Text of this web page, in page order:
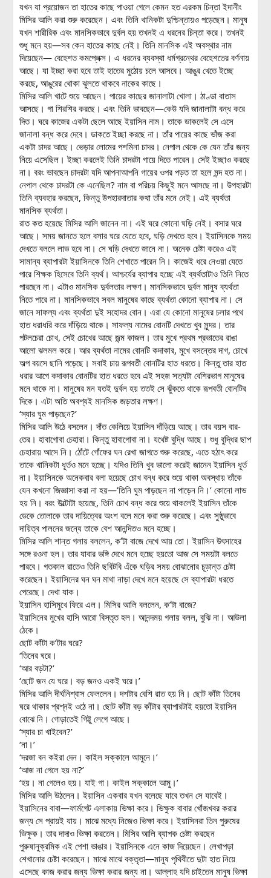
যখন যা প্রয়োজন তা হাতের কাছে পাওয়া গেলে কেমন হত এরকম চিন্তা ইদানীং
মিসির আলি করা শুরু করেছেন। এবং তিনি খানিকটা দুশ্চিন্তায়ও পড়েছেন। মানুষ
যখন শারীরিক এবং মানসিকভাবে দুর্বল হয় তখনই এ ধরনের চিন্তা করে। তখনই
শুধু মনে হয়—সব কেন হাতের কাছে নেই। তিনি মানসিক এই অবস্থার নাম
দিয়েছেন— বেহেশত কমপ্লেক্স। এ ধরনের ব্যবস্থা ধর্মগ্রন্থের বেহেশতের বর্ণনায়
আছে। যা ইচ্ছা করা হবে তাই হাতের মুঠোয় চলে আসবে। আঙুর খেতে ইচ্ছে
করছে, আঙুরের থোকা ঝুলতে থাকবে নাকের কাছে।
মিসির আলি খাটে শুয়ে আছেন। পায়ের কাছের জানালাটা খোলা। ঠাণ্ডা বাতাস
আসছে। গা শিরশির করছে। এবং তিনি ভাবছেন—কেউ যদি জানালাটা বন্ধ করে
দিত। ঘরে কাজের একটা ছেলে আছে ইয়াসিন নাম। তাকে ডাকলেই সে এসে
জানালা বন্ধ করে দেবে। ডাকতে ইচ্ছা করছে না। তাঁর পায়ের কাছে ভাঁজ করা
একটা চাদর আছে। ভেড়ার লোমের পশমিনা চাদর। নেপাল থেকে কে যেন তাঁর জন্য
নিয়ে এসেছিল। ইচ্ছা করলেই তিনি চাদরটা গায়ে দিতে পারেন। সেই ইচ্ছাও করছে
না। বরং ভাবছেন চাদরটা যদি আপনাআপনি গায়ের ওপর পড়ত তা হলে মন্দ হত না।
নেপাল থেকে চাদরটা কে এনেছিল? নাম বা পরিচয় কিছুই মনে আসছে না। উপহারটা
তিনি ব্যবহার করছেন, কিন্তু উপহারদাতার কথা তাঁর মনে নেই। এই ব্যর্থতা
মানসিক ব্যর্থতা।
রাত কত হয়েছে মিসির আলি জানেন না। এই ঘরে কোনো ঘড়ি নেই। বসার ঘরে
আছে। সময় জানতে হলে বসার ঘরে যেতে হবে, ঘড়ি দেখতে হবে। ইয়াসিনকে সময়
দেখতে বললে লাভ হবে না। সে ঘড়ি দেখতে জানে না। অনেক চেষ্টা করেও এই
সামান্য ব্যাপারটা ইয়াসিনকে তিনি শেখাতে পারেন নি। কাজেই ধরে নেওয়া যেতে
পারে শিক্ষক হিসেবে তিনি ব্যর্থ। আশ্চর্যের ব্যাপার হচ্ছে এই ব্যর্থতাটাও তিনি নিতে
পারছেন না। এটাও মানসিক দুর্বলতার লক্ষণ। মানসিকভাবে দুর্বল মানুষ ব্যর্থতা
নিতে পারে না। মানসিকভাবে সবল মানুষের কাছে ব্যর্থতা কোনো ব্যাপার না। সে
জানে সাফল্য এবং ব্যর্থতা দুই সহোদর বোন। এরা যে কোনো মানুষের চলার পথে
হাত ধরাধরি করে দাঁড়িয়ে থাকে। সাফল্য নামের বোনটি দেখতে খুব সুন্দর। তার
পটলচেরা চোখ, সেই চোখের আছে জন্ম কাজল। তার মুখে প্রথম প্রভাতের রাঙা
আলো ঝলমল করে। আর ব্যর্থতা নামের বোনটি কদাকার, মুখে বসন্তের দাগ, চোখে
অল্প বয়সে ছানি পড়েছে। সবাই চায় রূপবতী বোনটির হাত ধরতে। কিন্তু তার হাত
ধরার আগে কদাকার বোনটির হাত ধরতে হবে এই সহজ সত্যটা বেশিরভাগ মানুষের
মনে থাকে না। মানুষের মন যতই দুর্বল হয় ততই সে ঝুঁকতে থাকে রূপবতী বোনটির
দিকে। এটা অতি অবশ্যই মানসিক জড়তার লক্ষণ।
‘স্যার ঘুম পাড়ছেন?’
মিসির আলি উঠে বসলেন। দাঁত কেলিয়ে ইয়াসিন দাঁড়িয়ে আছে। তার বয়স বার-
তের। হাবাগোবা চেহারা। কিন্তু হাবাগোবা না। যথেষ্ট বুদ্ধি আছে। শুধু বুদ্ধির ছাপ
চেহারায় আসে নি। ঠোঁটে গোঁফের ঘন রেখা জাগতে শুরু করেছে, এতে হঠাৎ করে
তাকে খানিকটা ধূর্তও মনে হচ্ছে। যদিও তিনি খুব ভালো করেই জানেন ইয়াসিন ধূর্ত
না। ইয়াসিনকে অনেকবার বলা হয়েছে চোখ বন্ধ করে শুয়ে থাকা অবস্থায় তাঁকে
যেন কখনো জিজ্ঞাসা করা না হয়—’তিনি ঘুম পাড়ছেন না পাড়েন নি।’ কোনো লাভ
হয় নি। বরং উল্টোটা হয়েছে, তিনি চোখ বন্ধ করে শুয়ে থাকলেই ইয়াসিন তাঁকে
ডেকে তোলাকে তার দায়িত্বের অংশ বলে মনে করা শুরু করেছে। এবং সুষ্ঠুভাবে
দায়িত্ব পালনের জন্যে তাকে বেশ আনন্দিতও মনে হচ্ছে।
মিসির আলি শান্ত গলায় বললেন, ক’টা বাজে দেখে আয় তো। ইয়াসিন উৎসাহের
সঙ্গে রওনা হল। তার যাবার ভঙ্গি দেখে মনে হচ্ছে হয়তো আজ সে সময়টা বলতে
পারবে। গতকাল রাতেও তিনি ছবিটবি এঁকে ঘড়ির সময় বোঝানোর চূড়ান্ত চেষ্টা
করেছেন। ইয়াসিনের ঘন ঘন মাথা নাড়া দেখে মনে হয়েছে সে ব্যাপারটা ধরতে
পেরেছে। দেখা যাক।
ইয়াসিন হাসিমুখে ফিরে এল। মিসির আলি বললেন, ক’টা বাজে?
ইয়াসিনের মুখের হাসি আরো বিস্তৃত হল। আনন্দময় গলায় বলল, বুঝি না। আউলা
ঠেকে।
ছোট কাঁটা ক’টার ঘরে?
‘তিনের ঘরে।
‘আর বড়টা?’
‘ছোট জন যে ঘরে। বড় জনও একই ঘরে।’
মিসির আলি দীর্ঘনিশ্বাস ফেললেন। দশটার বেশি রাত হয় নি। ছোট কাঁটা তিনের
ঘরে থাকার প্রশ্নই ওঠে না। ছোট কাঁটা বড় কাঁটার ব্যাপারটাই হয়তো ইয়াসিন
বোঝে নি। গোড়াতেই গিট্টু লেগে আছে।
‘স্যার চা খাইবেন?’
‘না।’
‘দরজা বন কইরা দেন। কাইল সক্কালে আমুনে।’
‘আজ না গেলে হয় না?’
‘হয়। না গেলেও হয়। যাই গা। কাইল সক্কালে আমু।’
মিসির আলি উঠলেন। ইয়াসিন একবার যখন বলেছে যাবে তখন সে যাবেই।
ইয়াসিনের বাবা—ফার্মগেট এলাকায় ভিক্ষা করে। ভিক্ষুক বাবার খোঁজখবর করার
জন্য সে প্রায়ই যায়। মাঝে মধ্যে নিজেও ভিক্ষা করে। ইয়াসিনরা তিন পুরুষের
ভিক্ষুক। তার দাদাও ভিক্ষা করতেন। মিসির আলি ব্যাপক চেষ্টা করছেন
পুরুষানুক্রমিক এই পেশা ভাঙার। ইয়াসিনকে এনে কাজ দিয়েছেন। লেখাপড়া
শেখানোর চেষ্টা করেছেন। মাঝে মাঝে বক্তৃতা—মানুষ পৃথিবীতে দুটা হাত নিয়ে
এসেছে কাজ করার জন্য ভিক্ষা করার জন্য না। আল্লাহ যদি চাইতেন মানুষ ভিক্ষা